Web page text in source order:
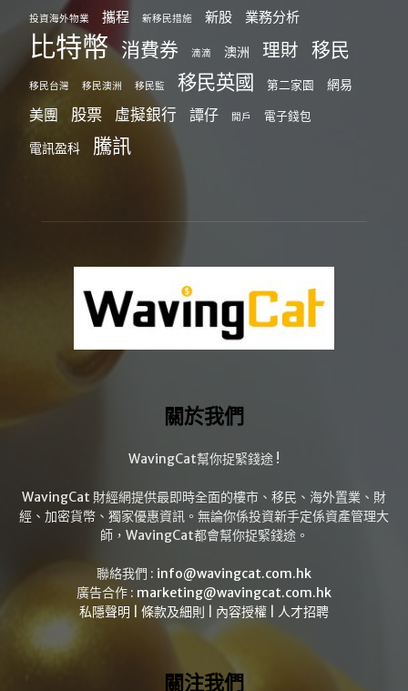
投資海外物業 攜程 新移民措施 新股 業務分析
比特幣 消費券 滴滴 澳洲 理財 移民
移民台灣 移民澳洲 移民監 移民英國 第二家園 網易
美團 股票 虛擬銀行 譚仔 開戶 電子錢包
電訊盈科 騰訊
關於我們
WavingCat幫你捉緊錢途 !
WavingCat 財經網提供最即時全面的樓市、移民、海外置業、財
經、加密貨幣、獨家優惠資訊。無論你係投資新手定係資產管理大
師，WavingCat都會幫你捉緊錢途。
聯絡我們 : info@wavingcat.com.hk
廣告合作 : marketing@wavingcat.com.hk
私隱聲明
條款及細則 內容授權 人才招聘
關注我們